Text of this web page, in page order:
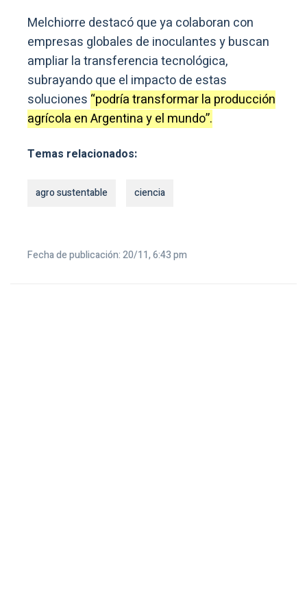
Melchiorre destacó que ya colaboran con
empresas globales de inoculantes y buscan
ampliar la transferencia tecnológica,
subrayando que el impacto de estas
soluciones “podría transformar la producción
agrícola en Argentina y el mundo”.
Temas relacionados:
agro sustentable ciencia
Fecha de publicación: 20/11, 6:43 pm